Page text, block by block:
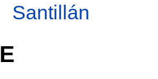
Santillán
E